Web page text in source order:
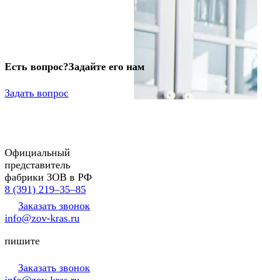
Есть вопрос?Задайте его нам
Задать вопрос
Официальный
представитель
фабрики ЗОВ в РФ
8 (391) 219‒35‒85
Заказать звонок
info@zov-kras.ru
пишите
Заказать звонок